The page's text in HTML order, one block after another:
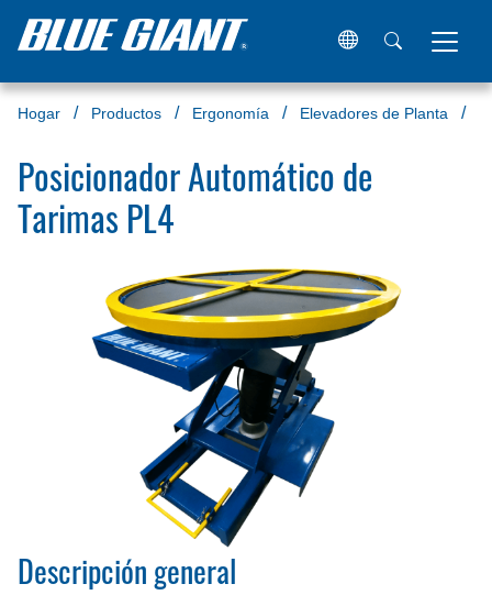
Hogar Productos Ergonomía Elevadores de Planta
Posicionador Automático de
Tarimas PL4
Descripción general